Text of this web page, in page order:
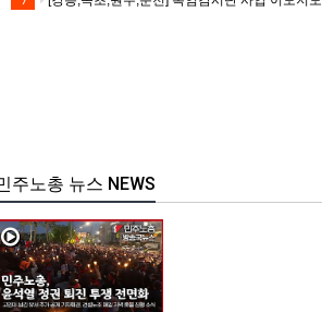
주노총 뉴스 NEWS